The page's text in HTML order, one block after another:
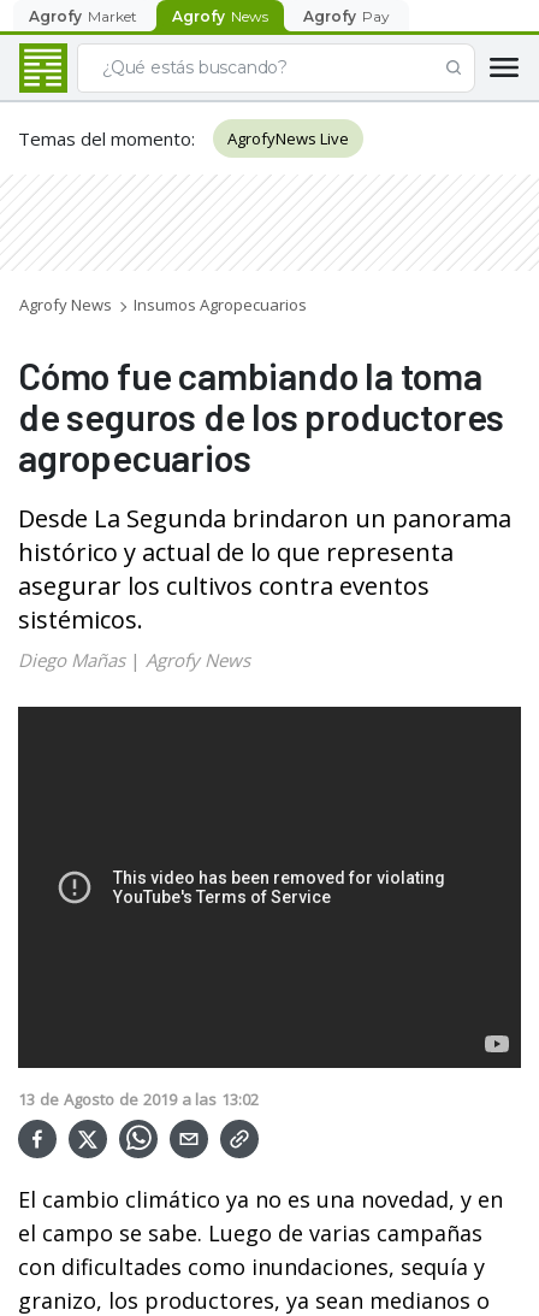
Agrofy Market Agrofy News Agrofy Pay
Temas del momento: AgrofyNews Live
Agrofy News Insumos Agropecuarios
Cómo fue cambiando la toma
de seguros de los productores
agropecuarios
Desde La Segunda brindaron un panorama
histórico y actual de lo que representa
asegurar los cultivos contra eventos
sistémicos.
Diego Mañas| Agrofy News
13 de Agosto de 2019 a las 13:02
El cambio climático ya no es una novedad, y en
el campo se sabe. Luego de varias campañas
con dificultades como inundaciones, sequía y
granizo, los productores, ya sean medianos o